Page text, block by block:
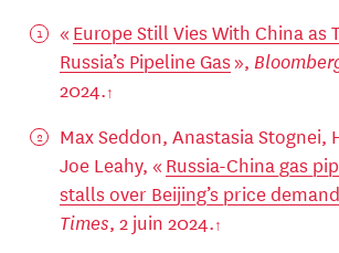
« Europe Still Vies With China as
Russia’s Pipeline Gas»,
2024.
Max Seddon, Anastasia Stognei,
Joe Leahy, « Russia-China gas
stalls over Beijing’s price
Times, 2 juin 2024.